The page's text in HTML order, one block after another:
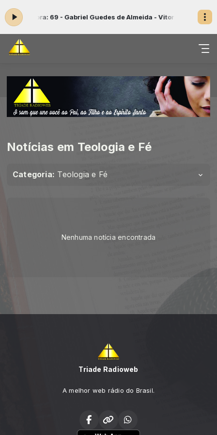
agora: 69 - Gabriel Guedes de Almeida - Vitorioso És - Ao
Notícias em Teologia e Fé
Categoria: Teologia e Fé
Nenhuma notícia encontrada
Triade Radioweb
A melhor web rádio do Brasil.